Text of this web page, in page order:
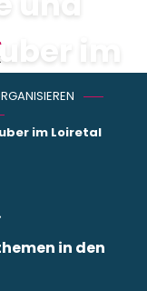
im
im Loiretal
in den